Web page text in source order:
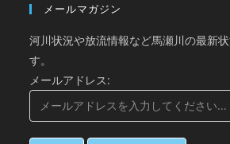
メールマガジン
河川状況や放流情報など馬瀬川の最新
す。
メールアドレス: